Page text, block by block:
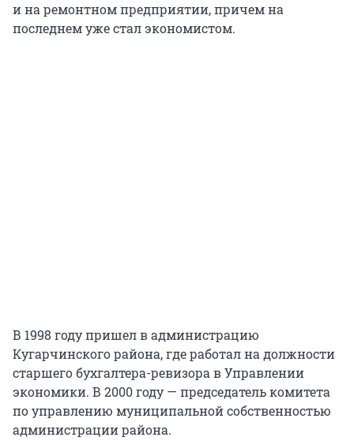
и на ремонтном предприятии, причем на
последнем уже стал экономистом.
В 1998 году пришел в администрацию
Кугарчинского района, где работал на должности
старшего бухгалтера-ревизора в Управлении
экономики. В 2000 году — председатель комитета
по управлению муниципальной собственностью
администрации района.